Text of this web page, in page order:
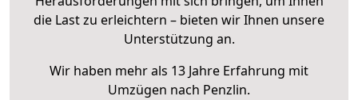
die Last zu erleichtern – bieten wir Ihnen unsere
Unterstützung an.
Wir haben mehr als 13 Jahre Erfahrung mit
Umzügen nach Penzlin.